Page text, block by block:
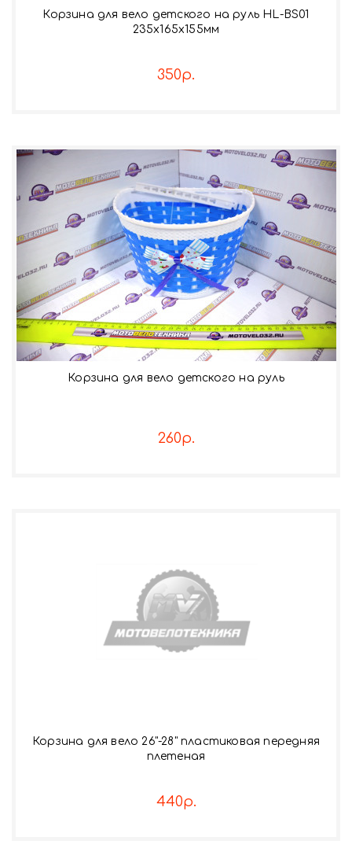
Корзина для вело детского на руль HL-BS01
235х165х155мм
350р.
Корзина для вело детского на руль
260р.
Корзина для вело 26"-28" пластиковая передняя
плетеная
440р.